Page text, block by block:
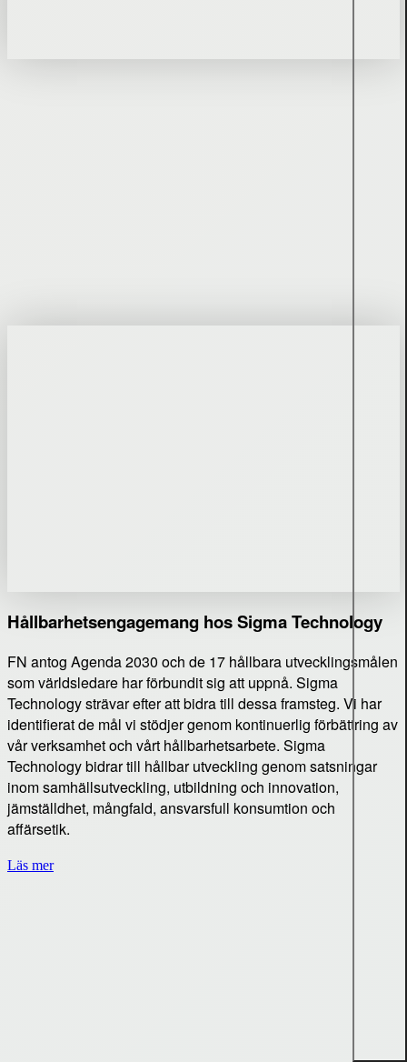
Hållbarhetsengagemang hos Sigma Technology
FN antog Agenda 2030 och de 17 hållbara utvecklingsmålen
som världsledare har förbundit sig att uppnå. Sigma
Technology strävar efter att bidra till dessa framsteg. Vi har
identifierat de mål vi stödjer genom kontinuerlig förbättring av
vår verksamhet och vårt hållbarhetsarbete. Sigma
Technology bidrar till hållbar utveckling genom satsningar
inom samhällsutveckling, utbildning och innovation,
jämställdhet, mångfald, ansvarsfull konsumtion och
affärsetik.
Läs mer